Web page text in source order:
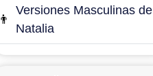
👨
Versiones Masculinas de
Natalia